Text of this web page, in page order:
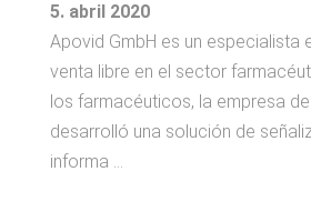
5. abril 2020
Apovid GmbH es un especialista
venta libre en el sector
los farmacéuticos, la empresa
desarrolló una solución de
informa …